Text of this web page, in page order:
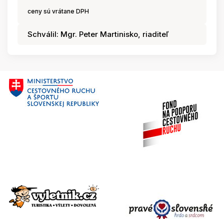
ceny sú vrátane DPH
Schválil: Mgr. Peter Martinisko, riaditeľ